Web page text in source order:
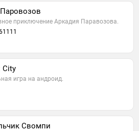
приключение Аркадия Паравозова.
City
игра на андроид.
Свомпи